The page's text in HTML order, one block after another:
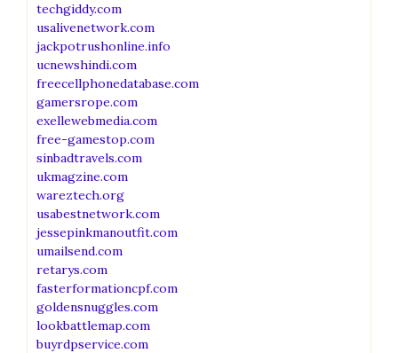
techgiddy.com
usalivenetwork.com
jackpotrushonline.info
ucnewshindi.com
freecellphonedatabase.com
gamersrope.com
exellewebmedia.com
free-gamestop.com
sinbadtravels.com
ukmagzine.com
wareztech.org
usabestnetwork.com
jessepinkmanoutfit.com
umailsend.com
retarys.com
fasterformationcpf.com
goldensnuggles.com
lookbattlemap.com
buyrdpservice.com